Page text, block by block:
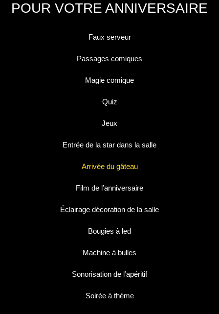
POUR VOTRE ANNIVERSAIRE
Faux serveur
Passages comiques
Magie comique
Quiz
Jeux
Entrée de la star dans la salle
Arrivée du gâteau
Film de l’anniversaire
Éclairage décoration de la salle
Bougies à led
Machine à bulles
Sonorisation de l’apéritif
Soirée à thème